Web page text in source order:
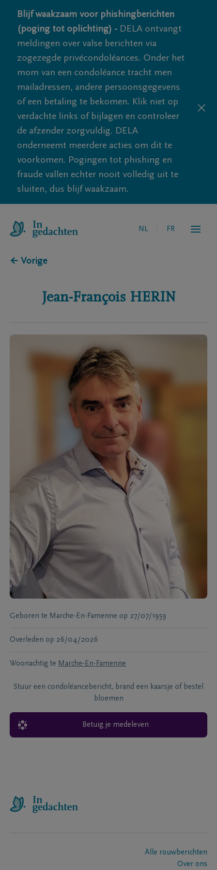
Blijf waakzaam voor phishingberichten
(poging tot oplichting) - DELA ontvangt
meldingen over valse berichten via
zogezegde privécondoléances. Onder het
mom van een condoléance tracht men
mailadressen, andere persoonsgegevens
of een betaling te bekomen. Klik niet op
verdachte links of bijlagen en controleer
de afzender zorgvuldig. DELA
onderneemt meerdere acties om dit te
voorkomen. Pogingen tot phishing en
fraude vallen echter nooit volledig uit te
sluiten, dus blijf waakzaam.
NL FR
← Vorige
Jean-François HERIN
Geboren te Marche-En-Famenne op 27/07/1959
Overleden op 26/04/2026
Woonachtig te Marche-En-Famenne
Stuur een condoléancebericht, brand een kaarsje of bestel
bloemen
Betuig je medeleven
Alle rouwberichten
Over ons